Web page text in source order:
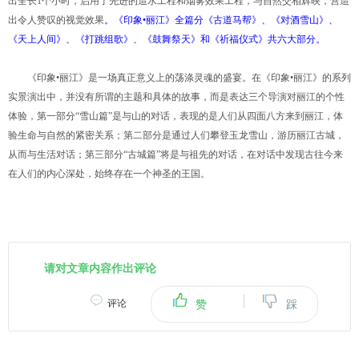
出令人赞叹的视觉效果。《印象•丽江》全篇分《古道马帮》、《对酒雪山》、
《天上人间》、《打跳组歌》、《鼓舞祭天》和《祈福仪式》共六大部分。
《印象•丽江》是一场真正意义上的荡涤灵魂的盛宴。在《印象•丽江》的系列
实景演出中，并没有所谓的主题和具体的故事，而是表达三个导演对丽江的个性
体验，第一部分“雪山篇”是与山的对话，表现的是人们从四面八方来到丽江，体
验生命与自然的紧密关系；第二部分是通过人们攀登玉龙雪山，游历丽江古城，
从而与生活对话；第三部分“古城篇”将是与祖先的对话，在对话中发现古往今来
在人们的内心深处，始终存在一个神圣的王国。
请对文章内容作出评论
赞 踩
评论